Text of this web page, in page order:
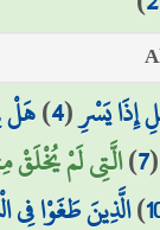
إِذَا يَسْرِ(
4
)هَلْ
7
)الَّتِي لَمْ يُخْلَقْ
)الَّذِينَ طَغَوْا فِي